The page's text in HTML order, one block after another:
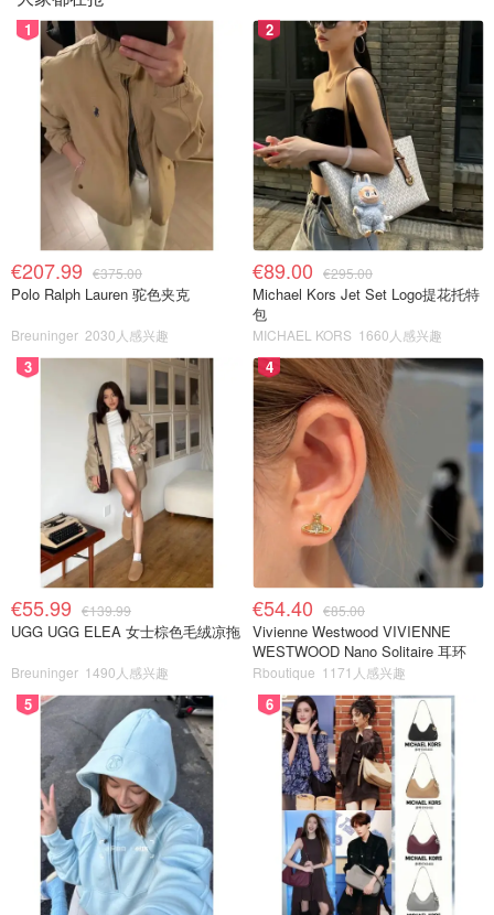
1
€207.99 €375.00
Polo Ralph Lauren 驼色夹克
Breuninger 2030人感兴趣
2
€89.00 €295.00
Michael Kors Jet Set Logo提花托特
包
MICHAEL KORS 1660人感兴趣
3
€55.99 €139.99
UGG UGG ELEA 女士棕色毛绒凉拖
Breuninger 1490人感兴趣
4
€54.40 €85.00
Vivienne Westwood VIVIENNE
WESTWOOD Nano Solitaire 耳环
Rboutique 1171人感兴趣
5 6